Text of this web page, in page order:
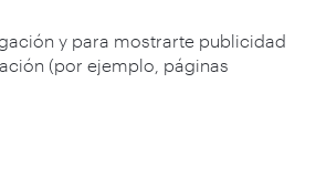
y para mostrarte publicidad
(por ejemplo, páginas